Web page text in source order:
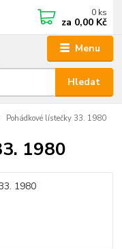
Menu
Hledat
0 ks
za 0,00 Kč
Pohádkové lístečky 33. 1980
1980